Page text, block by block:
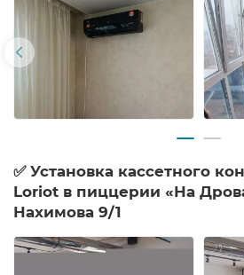
✅ Установка кассетного
Loriot в пиццерии «На
Нахимова 9/1